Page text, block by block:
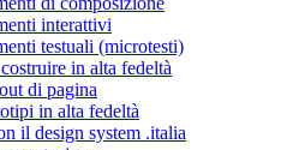
interattivi
testuali (microtesti)
in alta fedeltà
di pagina
in alta fedeltà
il design system .italia